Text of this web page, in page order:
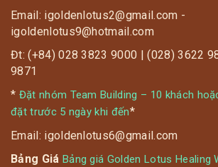
Email: igoldenlotus2@gmail.com -
igoldenlotus9@hotmail.com
Đt: (+84) 028 3823 9000 | (028) 3622
9871
* Đặt nhóm Team Building – 10 khách
đặt trước 5 ngày khi đến*
Email: igoldenlotus6@gmail.com
Bảng Giá Bảng giá Golden Lotus Healing